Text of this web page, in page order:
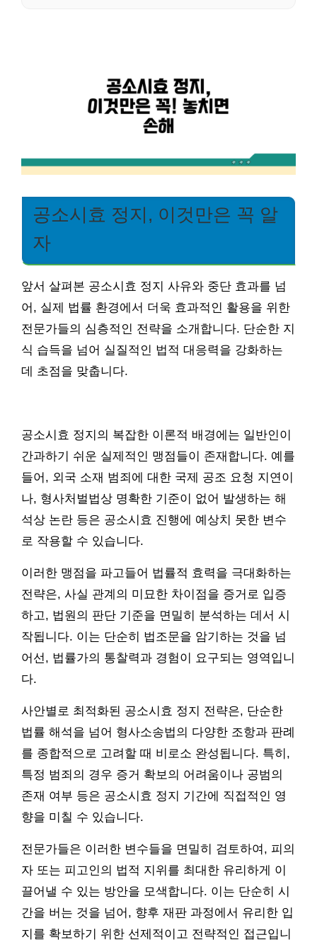
공소시효 정지, 이것만은 꼭 알
자
앞서 살펴본 공소시효 정지 사유와 중단 효과를 넘
어, 실제 법률 환경에서 더욱 효과적인 활용을 위한
전문가들의 심층적인 전략을 소개합니다. 단순한 지
식 습득을 넘어 실질적인 법적 대응력을 강화하는
데 초점을 맞춥니다.
공소시효 정지의 복잡한 이론적 배경에는 일반인이
간과하기 쉬운 실제적인 맹점들이 존재합니다. 예를
들어, 외국 소재 범죄에 대한 국제 공조 요청 지연이
나, 형사처벌법상 명확한 기준이 없어 발생하는 해
석상 논란 등은 공소시효 진행에 예상치 못한 변수
로 작용할 수 있습니다.
이러한 맹점을 파고들어 법률적 효력을 극대화하는
전략은, 사실 관계의 미묘한 차이점을 증거로 입증
하고, 법원의 판단 기준을 면밀히 분석하는 데서 시
작됩니다. 이는 단순히 법조문을 암기하는 것을 넘
어선, 법률가의 통찰력과 경험이 요구되는 영역입니
다.
사안별로 최적화된 공소시효 정지 전략은, 단순한
법률 해석을 넘어 형사소송법의 다양한 조항과 판례
를 종합적으로 고려할 때 비로소 완성됩니다. 특히,
특정 범죄의 경우 증거 확보의 어려움이나 공범의
존재 여부 등은 공소시효 정지 기간에 직접적인 영
향을 미칠 수 있습니다.
전문가들은 이러한 변수들을 면밀히 검토하여, 피의
자 또는 피고인의 법적 지위를 최대한 유리하게 이
끌어낼 수 있는 방안을 모색합니다. 이는 단순히 시
간을 버는 것을 넘어, 향후 재판 과정에서 유리한 입
지를 확보하기 위한 선제적이고 전략적인 접근입니